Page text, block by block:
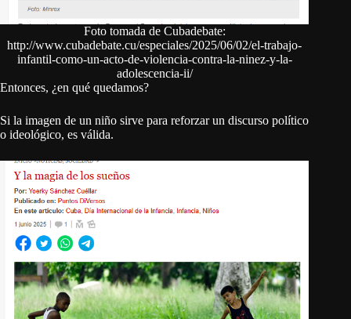
Foto tomada de Cubadebate:
http://www.cubadebate.cu/especiales/2025/06/02/el-trabajo-
infantil-como-un-acto-de-violencia-contra-la-ninez-y-la-
adolescencia-ii/
Entonces, ¿en qué quedamos?
Si la imagen de un niño sirve para reforzar un discurso político
o ideológico, es válida.